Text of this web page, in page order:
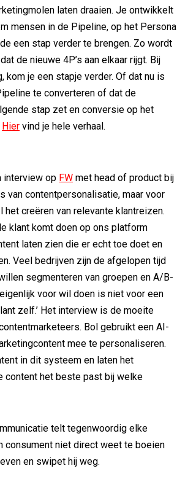
laten draaien. Je ontwikkelt
mensen in de Pipeline, op het Persona
een stap verder te brengen. Zo wordt
de nieuwe 4P’s aan elkaar rijgt. Bij
kom je een stapje verder. Of dat nu is
te converteren of dat de
stap zet en conversie op het
Hier vind je hele verhaal.
interview op FW met head of product bij
van contentpersonalisatie, maar voor
creëren van relevante klantreizen.
klant komt doen op ons platform
laten zien die er echt toe doet en
Veel bedrijven zijn de afgelopen tijd
segmenteren van groepen en A/B-
voor wil doen is niet voor een
zelf.’ Het interview is de moeite
Bol gebruikt een AI-
mee te personaliseren.
in dit systeem en laten het
content het beste past bij welke
telt tegenwoordig elke
consument niet direct weet te boeien
en swipet hij weg.